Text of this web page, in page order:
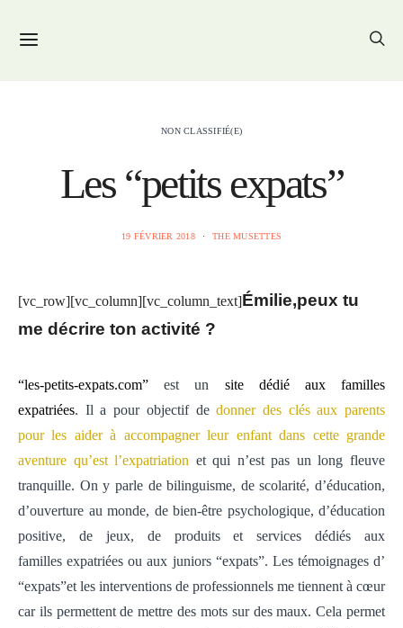
NON CLASSIFIÉ(E)
Les “petits expats”
19 FÉVRIER 2018 THE MUSETTES
[vc_row][vc_column][vc_column_text]Émilie,peux tu
me décrire ton activité ?
“les-petits-expats.com” est un site dédié aux familles
expatriées. Il a pour objectif dedonner des clés aux parents
pour les aider à accompagner leur enfant dans cette grande
aventure qu’est l’expatriation et qui n’est pas un long fleuve
tranquille. On y parle de bilinguisme, de scolarité, d’éducation,
d’ouverture au monde, de bien-être psychologique, d’éducation
positive, de jeux, de produits et services dédiés aux
familles expatriées ou aux juniors “expats”. Les témoignages d’
“expats”et les interventions de professionnels me tiennent à cœur
car ils permettent de mettre des mots sur des maux. Cela permet